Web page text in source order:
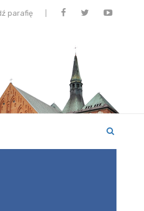
parafię